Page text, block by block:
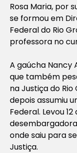
Rosa Maria, por
se formou em
Federal do Rio
professora no
A gaúcha Nancy
que também
na Justiça do
depois assumiu
Federal. Levou
onde saiu para
Justiça.